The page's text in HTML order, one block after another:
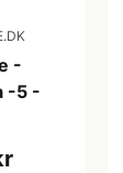
-
-5 -